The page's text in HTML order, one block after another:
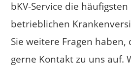
bKV-Service die
betrieblichen
Sie weitere Fragen haben,
gerne Kontakt zu uns auf.